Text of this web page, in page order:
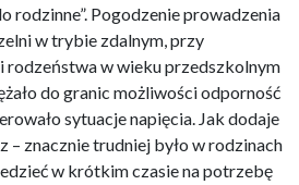
rodzinne”. Pogodzenie prowadzenia
w trybie zdalnym, przy
rodzeństwa w wieku przedszkolnym
do granic możliwości odporność
sytuacje napięcia. Jak dodaje
– znacznie trudniej było w rodzinach
w krótkim czasie na potrzebę